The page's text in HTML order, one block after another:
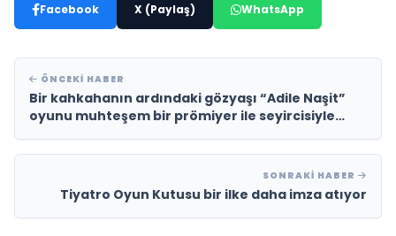
Facebook X (Paylaş) WhatsApp
ÖNCEKI HABER
Bir kahkahanın ardındaki gözyaşı “Adile Naşit”
oyunu muhteşem bir prömiyer ile seyircisiyle
SONRAKI HABER
Tiyatro Oyun Kutusu bir ilke daha imza atıyor